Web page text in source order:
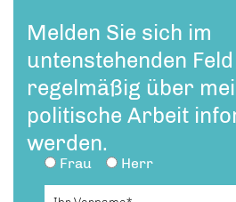
Melden Sie sich im
untenstehenden
regelmäßig über
politische Arbeit
werden.
Frau Herr